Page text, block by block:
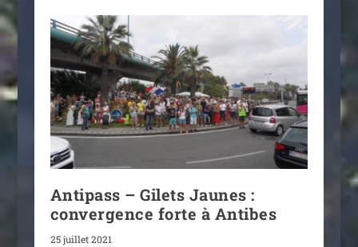
Antipass – Gilets Jaunes :
convergence forte à Antibes
25 juillet 2021